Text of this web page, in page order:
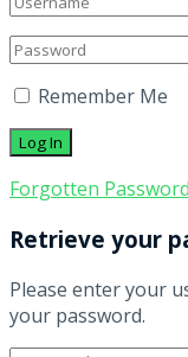
Remember Me
Forgotten
Retrieve your
Please enter your
your password.